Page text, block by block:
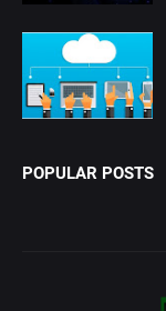
POPULAR POSTS